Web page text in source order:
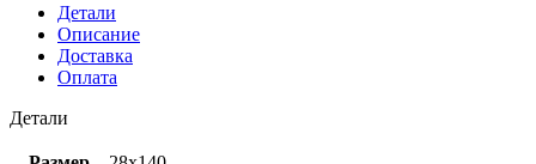
Детали
Описание
Доставка
Оплата
Детали